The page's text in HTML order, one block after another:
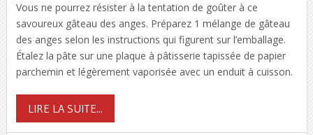
Vous ne pourrez résister à la tentation de goûter à ce
savoureux gâteau des anges. Préparez 1 mélange de gâteau
des anges selon les instructions qui figurent sur l’emballage.
Étalez la pâte sur une plaque à pâtisserie tapissée de papier
parchemin et légèrement vaporisée avec un enduit à cuisson.
LIRE LA SUITE...